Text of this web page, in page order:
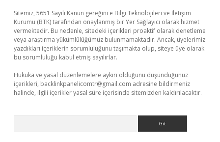
Sitemiz, 5651 Sayılı Kanun gereğince Bilgi Teknolojileri ve İletişim
Kurumu (BTK) tarafından onaylanmış bir Yer Sağlayıcı olarak hizmet
vermektedir. Bu nedenle, sitedeki içerikleri proaktif olarak denetleme
veya araştırma yükümlülüğümüz bulunmamaktadır. Ancak, üyelerimiz
yazdıkları içeriklerin sorumluluğunu taşımakta olup, siteye üye olarak
bu sorumluluğu kabul etmiş sayılırlar.
Hukuka ve yasal düzenlemelere aykırı olduğunu düşündüğünüz
içerikleri, backlinkpanelicomtr@gmail.com adresine bildirmeniz
halinde, ilgili içerikler yasal süre içerisinde sitemizden kaldırılacaktır.